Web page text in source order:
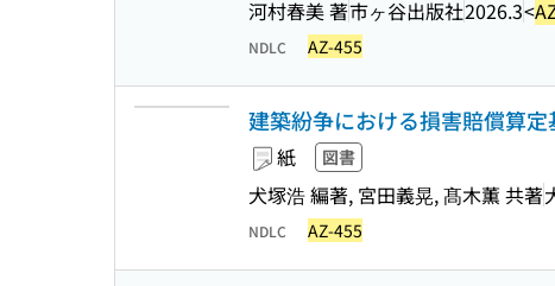
河村春美 著市ヶ谷出版社2026.3<
NDLC AZ-455
建築紛争における損害賠償算定
紙 図書
犬塚浩 編著, 宮田義晃, 髙木薫 共著
NDLC AZ-455